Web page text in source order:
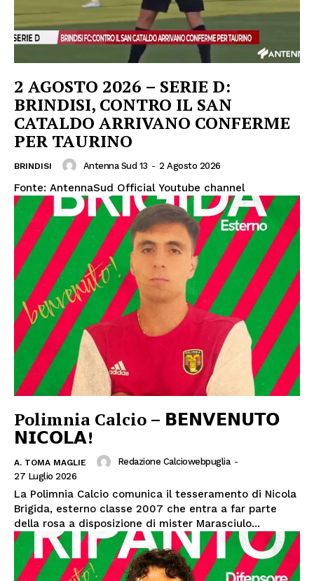
2 AGOSTO 2026 – SERIE D:
BRINDISI, CONTRO IL SAN
CATALDO ARRIVANO CONFERME
PER TAURINO
BRINDISI Antenna Sud 13 - 2 Agosto 2026
Fonte: AntennaSud Official Youtube channel
Polimnia Calcio – 𝗕𝗘𝗡𝗩𝗘𝗡𝗨𝗧𝗢
𝗡𝗜𝗖𝗢𝗟𝗔!
A. TOMA MAGLIE Redazione Calciowebpuglia -
27 Luglio 2026
La Polimnia Calcio comunica il tesseramento di Nicola
Brigida, esterno classe 2007 che entra a far parte
della rosa a disposizione di mister Marasciulo...